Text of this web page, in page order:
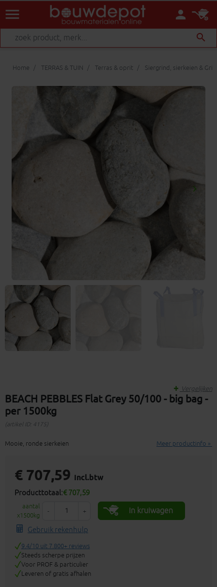
person
menu
search
Home TERRAS & TUIN Terras & oprit Siergrind, sierkeien &
keyboard_arrow_right
BEACH PEBBLES Flat Grey 50/100 - big bag -
per 1500kg
(artikel ID: 4175)
Vergelijken
Mooie, ronde sierkeien Meer productinfo »
€ 707,59 incl.btw
Producttotaal:€ 707,59
aantal
x1500kg
- +
In kruiwagen
Gebruik rekenhulp
9.4/10 uit 7.800+ reviews
Steeds scherpe prijzen
Voor PROF & particulier
Leveren of gratis afhalen